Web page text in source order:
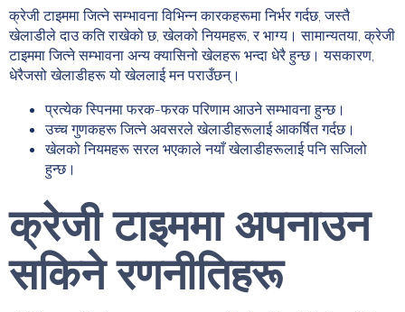
क्रेजी टाइममा जित्ने सम्भावना विभिन्न कारकहरूमा निर्भर गर्दछ, जस्तै
खेलाडीले दाउ कति राखेको छ, खेलको नियमहरू, र भाग्य। सामान्यतया, क्रेजी
टाइममा जित्ने सम्भावना अन्य क्यासिनो खेलहरू भन्दा धेरै हुन्छ। यसकारण,
धेरैजसो खेलाडीहरू यो खेललाई मन पराउँछन्।
प्रत्येक स्पिनमा फरक-फरक परिणाम आउने सम्भावना हुन्छ।
उच्च गुणकहरू जित्ने अवसरले खेलाडीहरूलाई आकर्षित गर्दछ।
खेलको नियमहरू सरल भएकाले नयाँ खेलाडीहरूलाई पनि सजिलो
हुन्छ।
क्रेजी टाइममा अपनाउन
सकिने रणनीतिहरू